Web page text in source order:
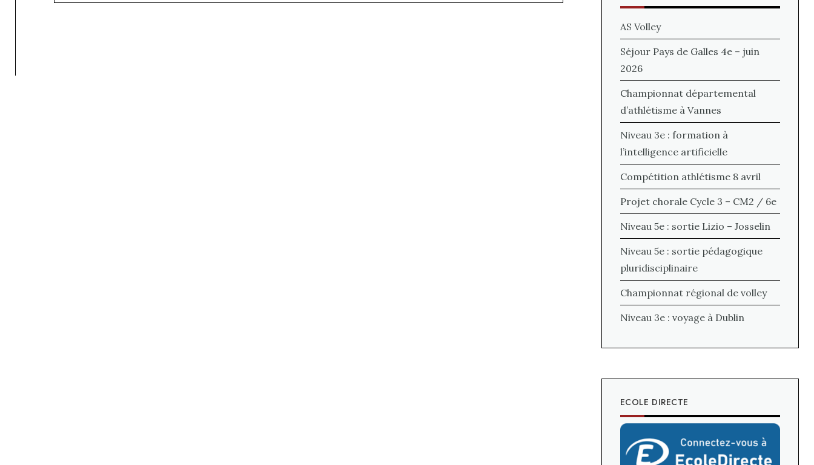
AS Volley
Séjour Pays de Galles 4e – juin
2026
Championnat départemental
d’athlétisme à Vannes
Niveau 3e : formation à
l’intelligence artificielle
Compétition athlétisme 8 avril
Projet chorale Cycle 3 – CM2 / 6e
Niveau 5e : sortie Lizio – Josselin
Niveau 5e : sortie pédagogique
pluridisciplinaire
Championnat régional de volley
Niveau 3e : voyage à Dublin
ECOLE DIRECTE